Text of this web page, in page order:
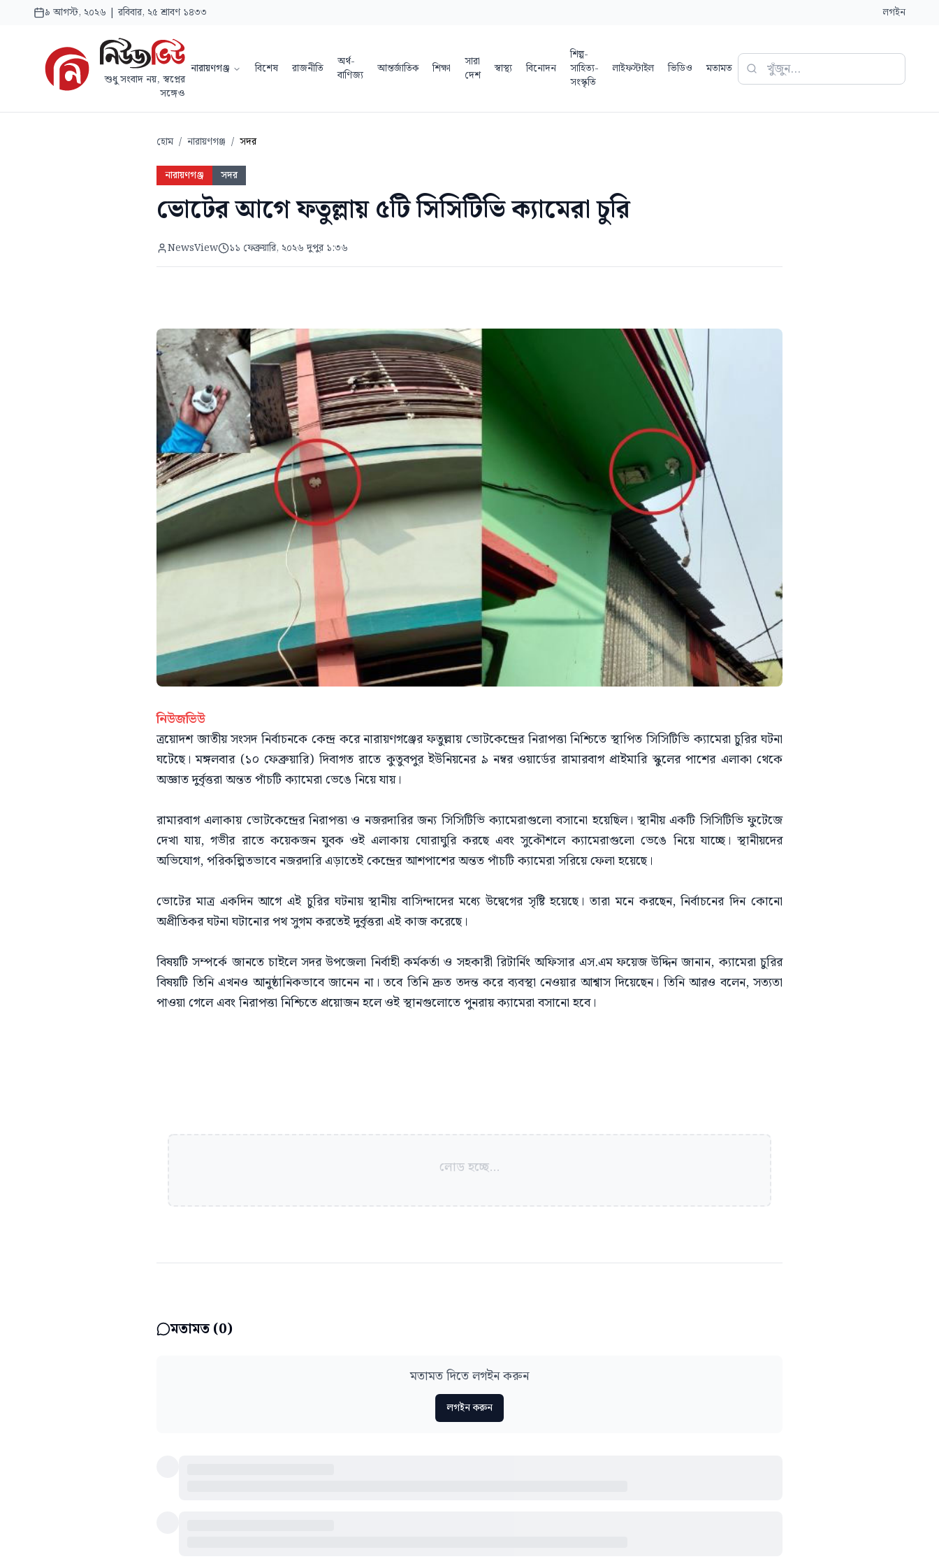
৯ আগস্ট, ২০২৬ | রবিবার, ২৫ শ্রাবণ ১৪৩৩ লগইন
শুধু সংবাদ নয়, স্বপ্নের
সঙ্গেও
নারায়ণগঞ্জ বিশেষ রাজনীতি
অর্থ-
বাণিজ্য
আন্তর্জাতিক শিক্ষা
সারা
দেশ
স্বাস্থ্য বিনোদন
শিল্প-
সাহিত্য-
সংস্কৃতি
লাইফস্টাইল ভিডিও মতামত
হোম / নারায়ণগঞ্জ / সদর
নারায়ণগঞ্জ সদর
ভোটের আগে ফতুল্লায় ৫টি সিসিটিভি ক্যামেরা চুরি
NewsView ১১ ফেব্রুয়ারি, ২০২৬ দুপুর ১:৩৬
নিউজভিউ
ত্রয়োদশ জাতীয় সংসদ নির্বাচনকে কেন্দ্র করে নারায়ণগঞ্জের ফতুল্লায় ভোটকেন্দ্রের নিরাপত্তা নিশ্চিতে স্থাপিত সিসিটিভি ক্যামেরা চুরির ঘটনা
ঘটেছে। মঙ্গলবার (১০ ফেব্রুয়ারি) দিবাগত রাতে কুতুবপুর ইউনিয়নের ৯ নম্বর ওয়ার্ডের রামারবাগ প্রাইমারি স্কুলের পাশের এলাকা থেকে
অজ্ঞাত দুর্বৃত্তরা অন্তত পাঁচটি ক্যামেরা ভেঙে নিয়ে যায়।
রামারবাগ এলাকায় ভোটকেন্দ্রের নিরাপত্তা ও নজরদারির জন্য সিসিটিভি ক্যামেরাগুলো বসানো হয়েছিল। স্থানীয় একটি সিসিটিভি ফুটেজে
দেখা যায়, গভীর রাতে কয়েকজন যুবক ওই এলাকায় ঘোরাঘুরি করছে এবং সুকৌশলে ক্যামেরাগুলো ভেঙে নিয়ে যাচ্ছে। স্থানীয়দের
অভিযোগ, পরিকল্পিতভাবে নজরদারি এড়াতেই কেন্দ্রের আশপাশের অন্তত পাঁচটি ক্যামেরা সরিয়ে ফেলা হয়েছে।
ভোটের মাত্র একদিন আগে এই চুরির ঘটনায় স্থানীয় বাসিন্দাদের মধ্যে উদ্বেগের সৃষ্টি হয়েছে। তারা মনে করছেন, নির্বাচনের দিন কোনো
অপ্রীতিকর ঘটনা ঘটানোর পথ সুগম করতেই দুর্বৃত্তরা এই কাজ করেছে।
বিষয়টি সম্পর্কে জানতে চাইলে সদর উপজেলা নির্বাহী কর্মকর্তা ও সহকারী রিটার্নিং অফিসার এস.এম ফয়েজ উদ্দিন জানান, ক্যামেরা চুরির
বিষয়টি তিনি এখনও আনুষ্ঠানিকভাবে জানেন না। তবে তিনি দ্রুত তদন্ত করে ব্যবস্থা নেওয়ার আশ্বাস দিয়েছেন। তিনি আরও বলেন, সত্যতা
পাওয়া গেলে এবং নিরাপত্তা নিশ্চিতে প্রয়োজন হলে ওই স্থানগুলোতে পুনরায় ক্যামেরা বসানো হবে।
লোড হচ্ছে...
মতামত (0)
মতামত দিতে লগইন করুন
লগইন করুন